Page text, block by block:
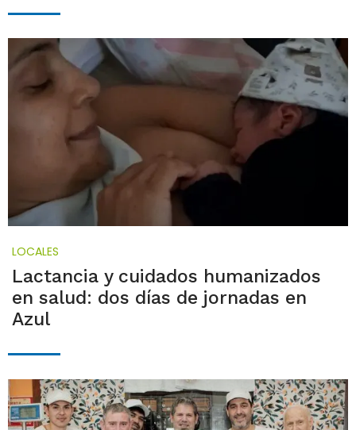
LOCALES
Lactancia y cuidados humanizados
en salud: dos días de jornadas en
Azul